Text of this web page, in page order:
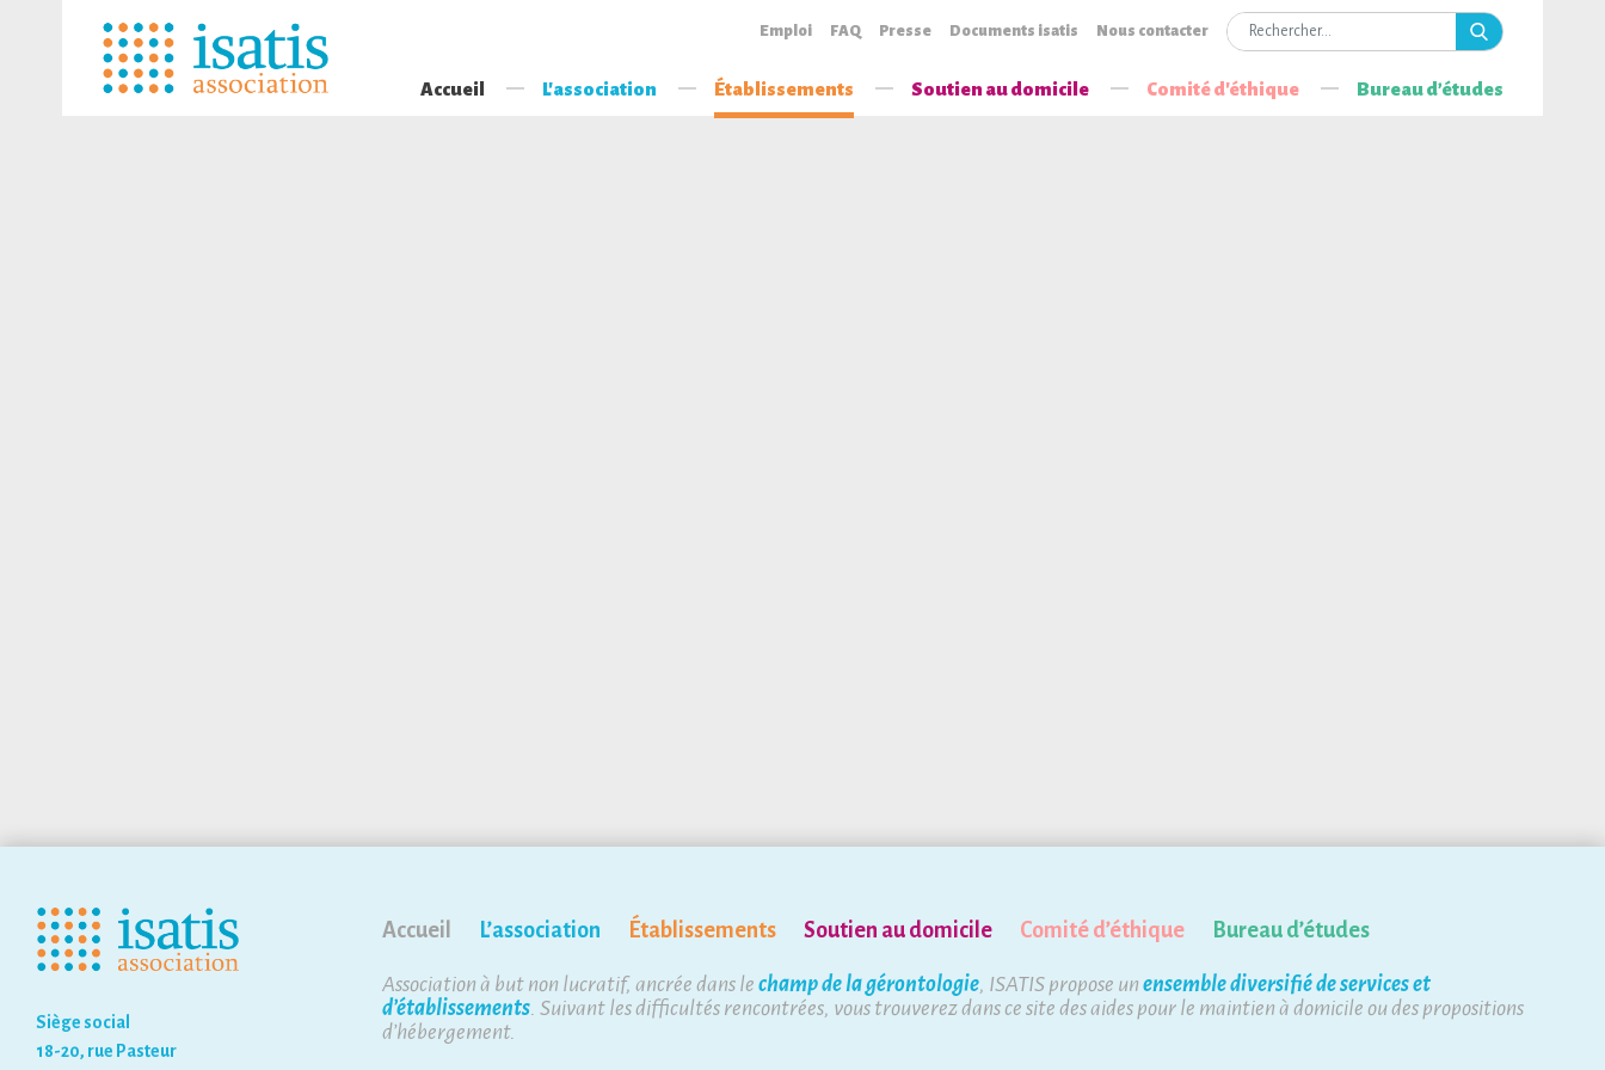
Emploi FAQ Presse Documents isatis Nous contacter
Accueil L'association Établissements Soutien au domicile Comité d'éthique Bureau d’études
Siège social
18-20, rue Pasteur
Accueil L’association Établissements Soutien au domicile Comité d’éthique Bureau d’études
Association à but non lucratif, ancrée dans le champ de la gérontologie, ISATIS propose un ensemble diversifié de services et
d’établissements. Suivant les difficultés rencontrées, vous trouverez dans ce site des aides pour le maintien à domicile ou des propositions
d’hébergement.